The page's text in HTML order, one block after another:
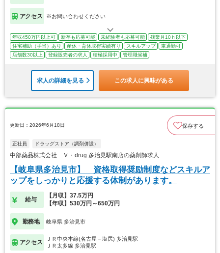
アクセス ※お問い合わせください
年収450万円以上可 新卒も応募可能 未経験者も応募可能
残業月10ｈ以下
住宅補助（手当）あり
産休・育休取得実績有り スキルアップ
車通勤可
店舗数30以上
登録販売者の求人 積極採用中 管理職候補
求人の詳細を見る この求人に興味がある
更新日：2026年6月18日 保存する
正社員 ドラッグストア（調剤併設）
中部薬品株式会社 Ｖ・drug 多治見駅南店の薬剤師求人
【岐阜県多治見市】 資格取得奨励制度などスキルア
ップをしっかりと応援する体制があります。
給与
【月収】37.5万円
【年収】530万円～650万円
勤務地 岐阜県 多治見市
アクセス
ＪＲ中央本線(名古屋－塩尻) 多治見駅
ＪＲ太多線 多治見駅